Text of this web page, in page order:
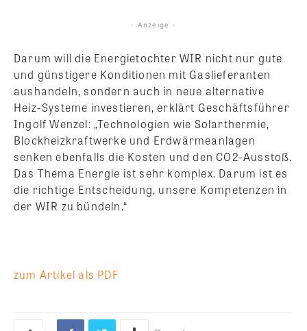
- Anzeige -
Darum will die Energietochter WIR nicht nur gute
und günstigere Konditionen mit Gaslieferanten
aushandeln, sondern auch in neue alternative
Heiz-Systeme investieren, erklärt Geschäftsführer
Ingolf Wenzel: „Technologien wie Solarthermie,
Blockheizkraftwerke und Erdwärmeanlagen
senken ebenfalls die Kosten und den CO2-Ausstoß.
Das Thema Energie ist sehr komplex. Darum ist es
die richtige Entscheidung, unsere Kompetenzen in
der WIR zu bündeln.“
zum Artikel als PDF